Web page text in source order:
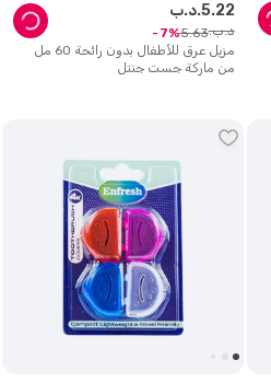
مزيل عرق للأطفال بدون رائحة 60 مل
من ماركة جست جنتل
د.ب.5.22
د.ب. 5.63
7